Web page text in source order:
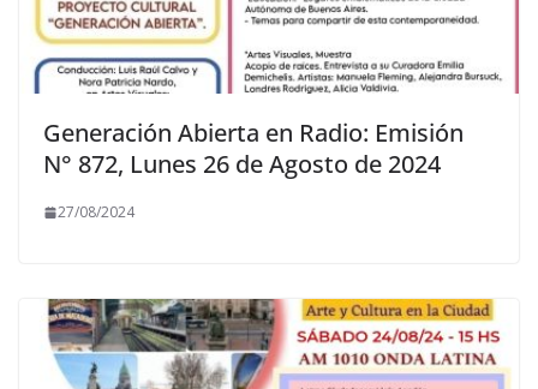
Generación Abierta en Radio: Emisión
N° 872, Lunes 26 de Agosto de 2024
27/08/2024